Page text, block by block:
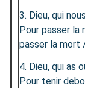
3. Dieu, qui
Pour passer la
passer la mort
4. Dieu, qui as
Pour tenir